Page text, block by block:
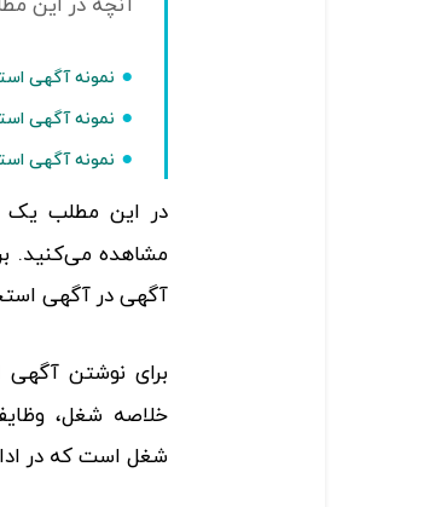
نمونه آگهی
نمونه آگهی
نمونه آگهی
در این مطلب یک
مشاهده می‌کنید.
آگهی در آگهی
برای نوشتن آگهی
خلاصه شغل،
شغل است که در